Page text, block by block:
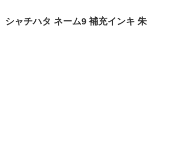
シャチハタ ネーム9 補充インキ 朱